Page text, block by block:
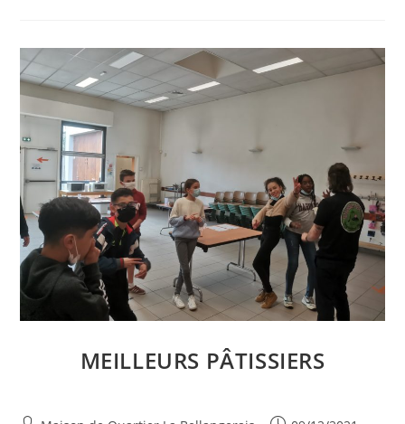
MEILLEURS PÂTISSIERS